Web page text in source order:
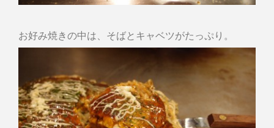
お好み焼きの中は、そばとキャベツがたっぷり。